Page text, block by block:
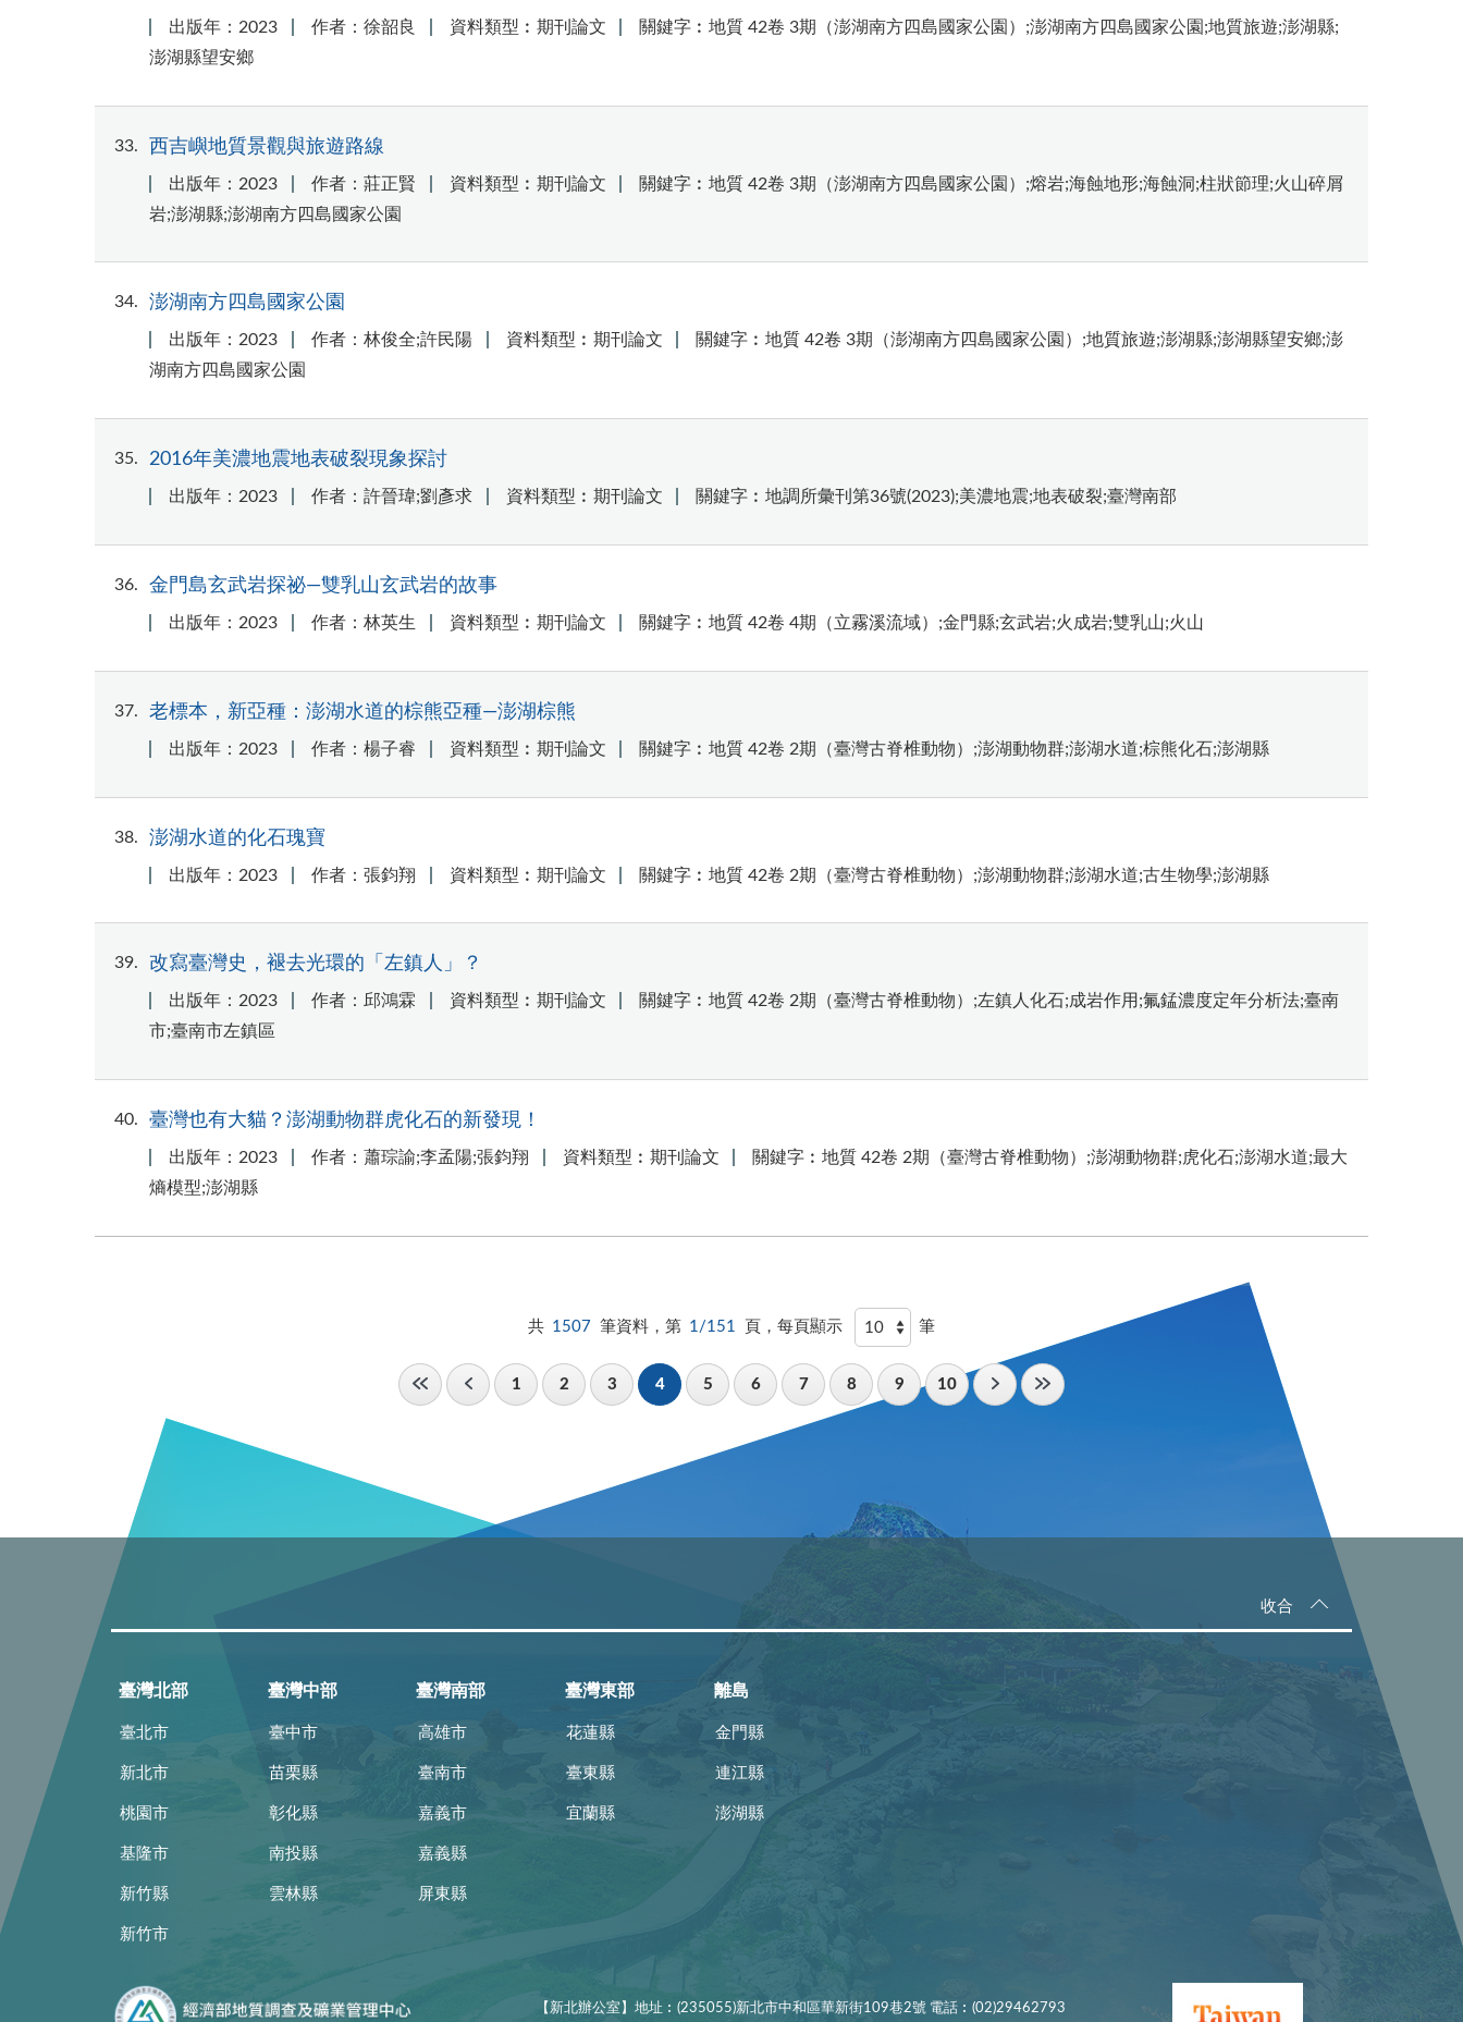
出版年：2023 作者：徐韶良 資料類型︰期刊論文
關鍵字︰地質 42卷 3期（澎湖南方四島國家公園）;澎湖南方四島國家公園;地質旅遊;澎湖縣;
澎湖縣望安鄉
33 西吉嶼地質景觀與旅遊路線
出版年：2023 作者：莊正賢 資料類型︰期刊論文
關鍵字︰地質 42卷 3期（澎湖南方四島國家公園）;熔岩;海蝕地形;海蝕洞;柱狀節理;火山碎屑
岩;澎湖縣;澎湖南方四島國家公園
34 澎湖南方四島國家公園
出版年：2023 作者：林俊全;許民陽 資料類型︰期刊論文
關鍵字︰地質 42卷 3期（澎湖南方四島國家公園）;地質旅遊;澎湖縣;澎湖縣望安鄉;澎
湖南方四島國家公園
35 2016年美濃地震地表破裂現象探討
出版年：2023 作者：許晉瑋;劉彥求 資料類型︰期刊論文 關鍵字︰地調所彙刊第36號(2023);美濃地震;地表破裂;臺灣南部
36 金門島玄武岩探祕—雙乳山玄武岩的故事
出版年：2023 作者：林英生 資料類型︰期刊論文 關鍵字︰地質 42卷 4期（立霧溪流域）;金門縣;玄武岩;火成岩;雙乳山;火山
37 老標本，新亞種：澎湖水道的棕熊亞種—澎湖棕熊
出版年：2023 作者：楊子睿 資料類型︰期刊論文 關鍵字︰地質 42卷 2期（臺灣古脊椎動物）;澎湖動物群;澎湖水道;棕熊化石;澎湖縣
38 澎湖水道的化石瑰寶
出版年：2023 作者：張鈞翔 資料類型︰期刊論文 關鍵字︰地質 42卷 2期（臺灣古脊椎動物）;澎湖動物群;澎湖水道;古生物學;澎湖縣
39 改寫臺灣史，褪去光環的「左鎮人」？
出版年：2023 作者：邱鴻霖 資料類型︰期刊論文
關鍵字︰地質 42卷 2期（臺灣古脊椎動物）;左鎮人化石;成岩作用;氟錳濃度定年分析法;臺南
市;臺南市左鎮區
40 臺灣也有大貓？澎湖動物群虎化石的新發現！
出版年：2023 作者：蕭琮諭;李孟陽;張鈞翔 資料類型︰期刊論文
關鍵字︰地質 42卷 2期（臺灣古脊椎動物）;澎湖動物群;虎化石;澎湖水道;最大
熵模型;澎湖縣
共 1507 筆資料，第 1/151 頁，每頁顯示 筆
1 2 3 4 5 6 7 8 9 10
收合
臺灣北部
臺北市
新北市
桃園市
基隆市
新竹縣
新竹市
臺灣中部
臺中市
苗栗縣
彰化縣
南投縣
雲林縣
臺灣南部
高雄市
臺南市
嘉義市
嘉義縣
屏東縣
臺灣東部
花蓮縣
臺東縣
宜蘭縣
離島
金門縣
連江縣
澎湖縣
【新北辦公室】地址︰(235055)新北市中和區華新街109巷2號 電話︰(02)29462793